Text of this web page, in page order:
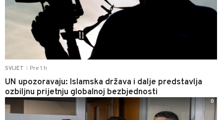
SVIJET Pre 1 h
UN upozoravaju: Islamska država i dalje predstavlja
ozbiljnu prijetnju globalnoj bezbjednosti
0